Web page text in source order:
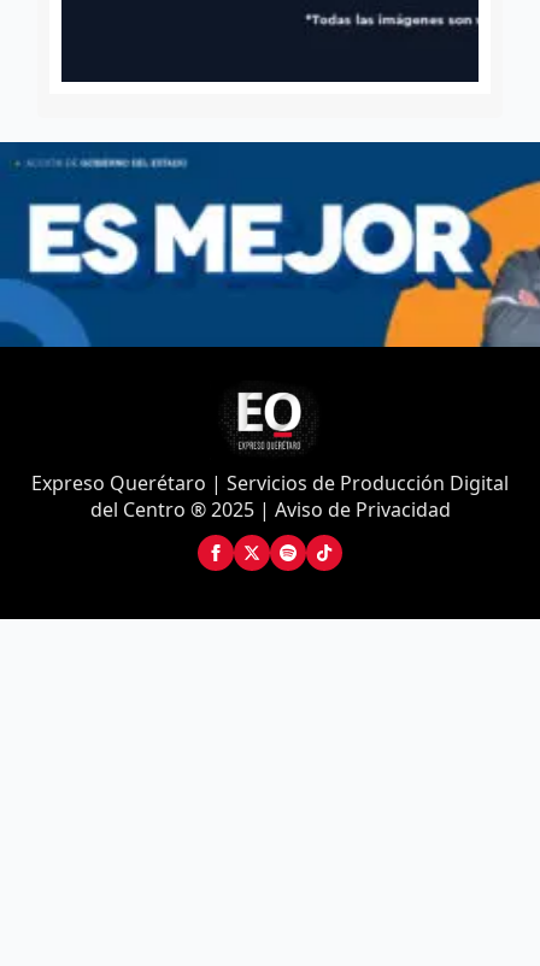
Expreso Querétaro | Servicios de Producción Digital
del Centro ® 2025 | Aviso de Privacidad